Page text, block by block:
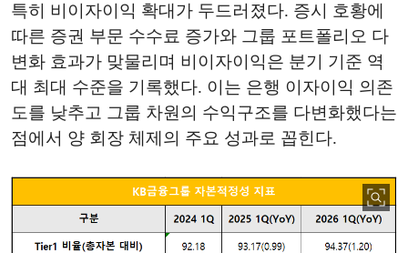
특히 비이자이익 확대가 두드러졌다. 증시 호황에
따른 증권 부문 수수료 증가와 그룹 포트폴리오 다
변화 효과가 맞물리며 비이자이익은 분기 기준 역
대 최대 수준을 기록했다. 이는 은행 이자이익 의존
도를 낮추고 그룹 차원의 수익구조를 다변화했다는
점에서 양 회장 체제의 주요 성과로 꼽힌다.